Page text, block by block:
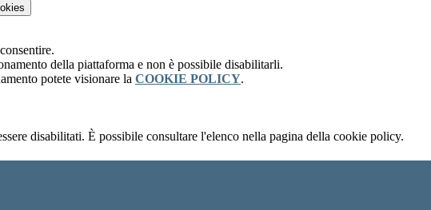
della piattaforma e non è possibile disabilitarli.
potete visionare la COOKIE POLICY.
disabilitati. È possibile consultare l'elenco nella pagina della cookie policy.